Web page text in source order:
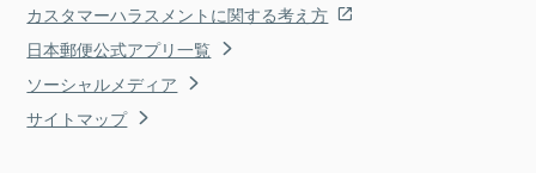
カスタマーハラスメントに関する考え方
日本郵便公式アプリ一覧
ソーシャルメディア
サイトマップ